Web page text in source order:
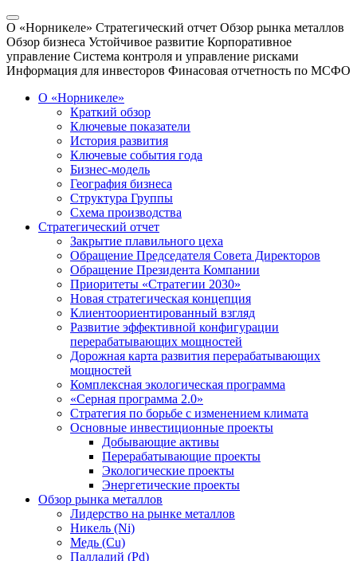
О «Норникеле» Стратегический отчет Обзор рынка металлов
Обзор бизнеса Устойчивое развитие Корпоративное
управление Система контроля и управление рисками
Информация для инвесторов Финасовая отчетность по МСФО
О «Норникеле»
Краткий обзор
Ключевые показатели
История развития
Ключевые события года
Бизнес-модель
География бизнеса
Структура Группы
Схема производства
Стратегический отчет
Закрытие плавильного цеха
Обращение Председателя Совета Директоров
Обращение Президента Компании
Приоритеты «Стратегии 2030»
Новая стратегическая концепция
Клиентоориентированный взгляд
Развитие эффективной конфигурации
перерабатывающих мощностей
Дорожная карта развития перерабатывающих
мощностей
Комплексная экологическая программа
«Серная программа 2.0»
Стратегия по борьбе с изменением климата
Основные инвестиционные проекты
Добывающие активы
Перерабатывающие проекты
Экологические проекты
Энергетические проекты
Обзор рынка металлов
Лидерство на рынке металлов
Никель (Ni)
Медь (Cu)
Палладий (Pd)